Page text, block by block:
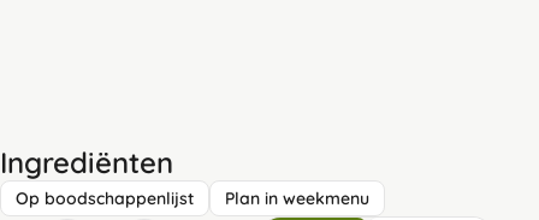
Ingrediënten
Op boodschappenlijst Plan in weekmenu